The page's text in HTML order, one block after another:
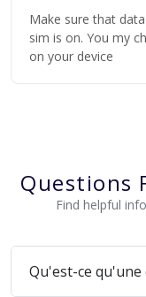
Make sure that
sim is on. You my
on your device
Questions
Find helpful
Qu'est-ce qu'une